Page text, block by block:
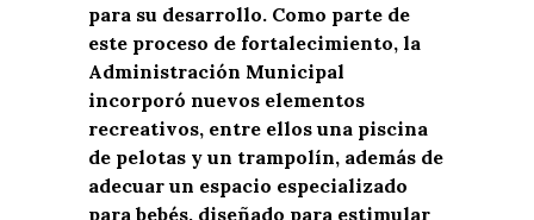
para su desarrollo. Como parte de
este proceso de fortalecimiento, la
Administración Municipal
incorporó nuevos elementos
recreativos, entre ellos una piscina
de pelotas y un trampolín, además de
adecuar un espacio especializado
para bebés, diseñado para estimular